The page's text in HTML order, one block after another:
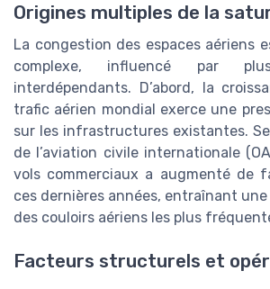
Origines multiples de la
La congestion des espaces aériens
complexe, influencé par
interdépendants. D’abord, la
trafic aérien mondial exerce une
sur les infrastructures existantes.
de l’aviation civile internationale
vols commerciaux a augmenté de
ces dernières années, entraînant
des couloirs aériens les plus
Facteurs structurels et